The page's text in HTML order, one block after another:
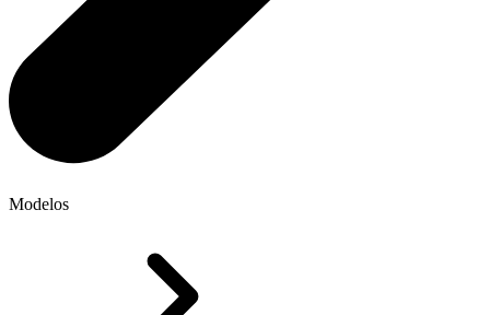
Modelos